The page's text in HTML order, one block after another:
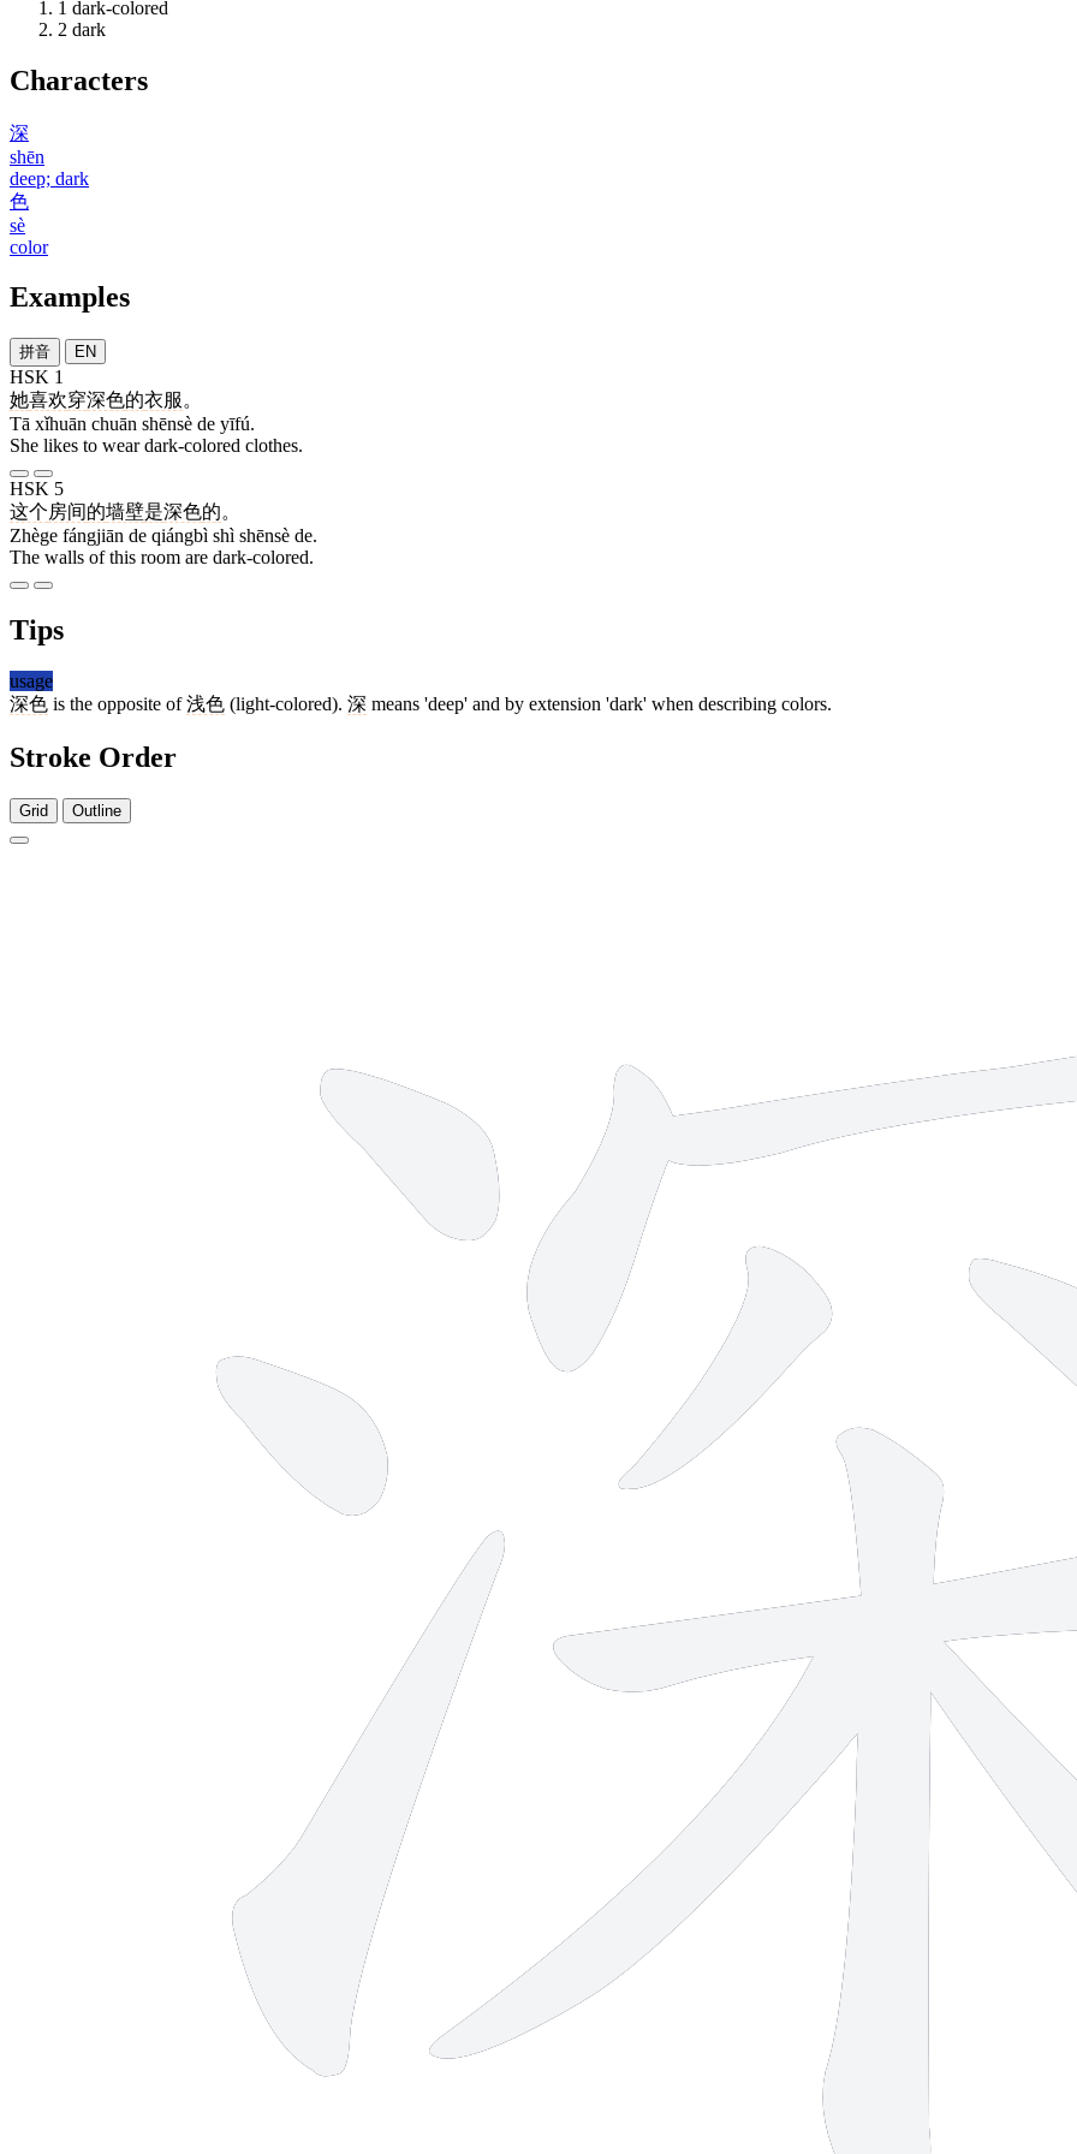
1 dark-colored
2 dark
Characters
深
shēn
deep; dark
色
sè
color
Examples
拼音 EN
HSK 1
她喜欢穿深色的衣服 。
Tā xǐhuān chuān shēnsè de yīfú.
She likes to wear dark-colored clothes.
HSK 5
这个房间的墙壁是深色的。
Zhège fángjiān de qiángbì shì shēnsè de.
The walls of this room are dark-colored.
Tips
usage
深色 is the opposite of浅色 (light-colored). 深 means 'deep' and by extension 'dark' when describing colors.
Stroke Order
Grid Outline